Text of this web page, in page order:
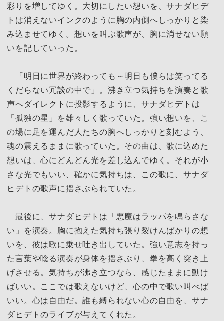
彩りを増してゆく。大切にしたい想いを、サナダヒデ
トは消えないインクのように胸の内側へしっかりと染
み込ませてゆく。想いを叫ぶ歌声が、胸に消せない願
いを記していった。
「明日に世界が終わっても～明日も僕らは笑ってる
くだらない冗談の中で」。沸き立つ気持ちを演奏と歌
声へダイレクトに投影するように、サナダヒデトは
「孤独の星」を雄々しく歌っていた。強い想いを、こ
の場に足を運んだ人たちの胸へしっかりと刻むよう、
魂の震えるままに歌っていた。その曲は、歌に込めた
想いは、心にどんどん光を差し込んでゆく。それが小
さな光でもいい、確かに気持ちは、この歌に、サナダ
ヒデトの歌声に揺さぶられていた。
最後に、サナダヒデトは「悪魔はラッパを鳴らさな
い」を演奏。胸に抱えた気持ち張り裂けんばかりの想
いを、彼は歌に乗せ吐き出していた。強い意志を持っ
た言葉や唸る演奏が身体を揺さぶり、拳を高く突き上
げさせる。気持ちが沸き立つなら、感じたままに動け
ばいい。ここでは歌えないけど、心の中で歌い叫べば
いい。心は自由だ。誰も縛られない心の自由を、サナ
ダヒデトのライブが与えてくれた。